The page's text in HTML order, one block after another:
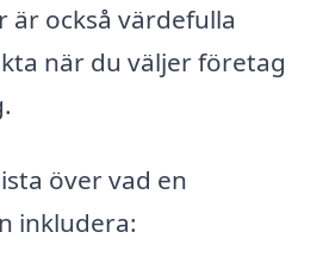
är också värdefulla
när du väljer företag
över vad en
inkludera: